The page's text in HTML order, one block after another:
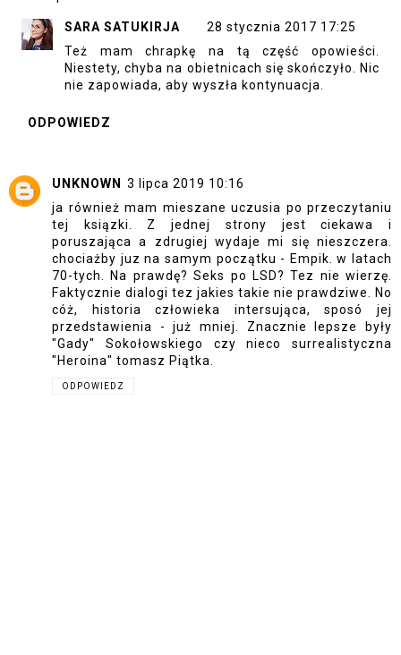
SARA SATUKIRJA
28 stycznia 2017 17:25
Też mam chrapkę na tą część opowieści.
Niestety, chyba na obietnicach się skończyło. Nic
nie zapowiada, aby wyszła kontynuacja.
ODPOWIEDZ
UNKNOWN
3 lipca 2019 10:16
ja również mam mieszane uczusia po przeczytaniu
tej ksiązki. Z jednej strony jest ciekawa i
poruszająca a zdrugiej wydaje mi się nieszczera.
chociażby juz na samym początku - Empik. w latach
70-tych. Na prawdę? Seks po LSD? Tez nie wierzę.
Faktycznie dialogi tez jakies takie nie prawdziwe. No
cóż, historia człowieka intersująca, sposó jej
przedstawienia - już mniej. Znacznie lepsze były
"Gady" Sokołowskiego czy nieco surrealistyczna
"Heroina" tomasz Piątka.
ODPOWIEDZ